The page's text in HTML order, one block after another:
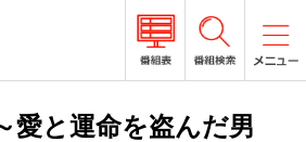
愛と運命を盗んだ男